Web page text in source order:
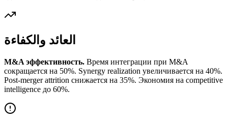
العائد والكفاءة
M&A эффективность. Время интеграции при M&A
сокращается на 50%. Synergy realization увеличивается на 40%.
Post-merger attrition снижается на 35%. Экономия на competitive
intelligence до 60%.